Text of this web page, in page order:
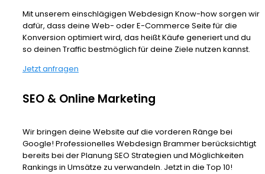
Mit unserem einschlägigen Webdesign Know-how sorgen wir
dafür, dass deine Web- oder E-Commerce Seite für die
Konversion optimiert wird, das heißt Käufe generiert und du
so deinen Traffic bestmöglich für deine Ziele nutzen kannst.
Jetzt anfragen
SEO & Online Marketing
Wir bringen deine Website auf die vorderen Ränge bei
Google! Professionelles Webdesign Brammer berücksichtigt
bereits bei der Planung SEO Strategien und Möglichkeiten
Rankings in Umsätze zu verwandeln. Jetzt in die Top 10!